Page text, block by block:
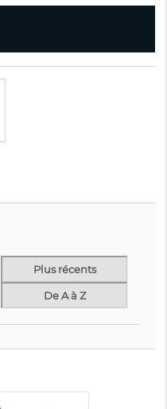
Plus récents
De A à Z